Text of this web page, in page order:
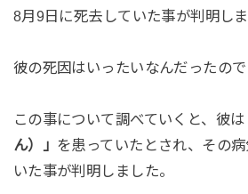
8月9日に死去していた事が判明しま
彼の死因はいったいなんだったの
この事について調べていくと、彼は
ん）」 を患っていたとされ、その
いた事が判明しました。